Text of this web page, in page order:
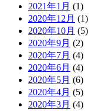
2021年1月 (1)
2020年12月 (1)
2020年10月 (5)
2020年9月 (2)
2020年7月 (4)
2020年6月 (4)
2020年5月 (6)
2020年4月 (5)
2020年3月 (4)